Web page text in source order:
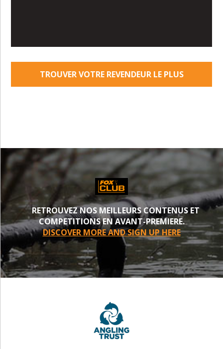
TROUVER VOTRE REVENDEUR LE PLUS
RETROUVEZ NOS MEILLEURS CONTENUS ET
COMPETITIONS EN AVANT-PREMIERE.
DISCOVER MORE AND SIGN UP HERE